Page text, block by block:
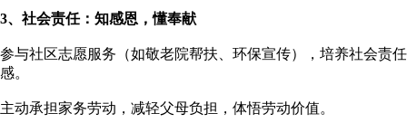
3、 社会责任：知感恩，懂奉献
参与社区志愿服务（如敬老院帮扶、环保宣传），培养社会责任
感。
主动承担家务劳动，减轻父母负担，体悟劳动价值。